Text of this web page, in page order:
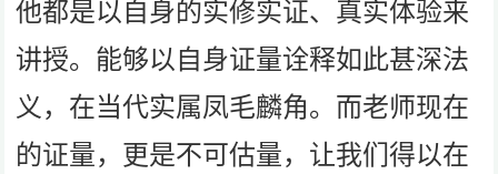
他都是以自身的实修实证、真实体验来
讲授。能够以自身证量诠释如此甚深法
义，在当代实属凤毛麟角。而老师现在
的证量，更是不可估量，让我们得以在